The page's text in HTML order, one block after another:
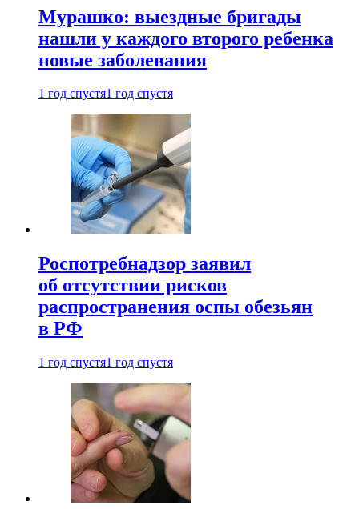
Мурашко: выездные бригады
нашли у каждого второго ребенка
новые заболевания
1 год спустя1 год спустя
Роспотребнадзор заявил
об отсутствии рисков
распространения оспы обезьян
в РФ
1 год спустя1 год спустя